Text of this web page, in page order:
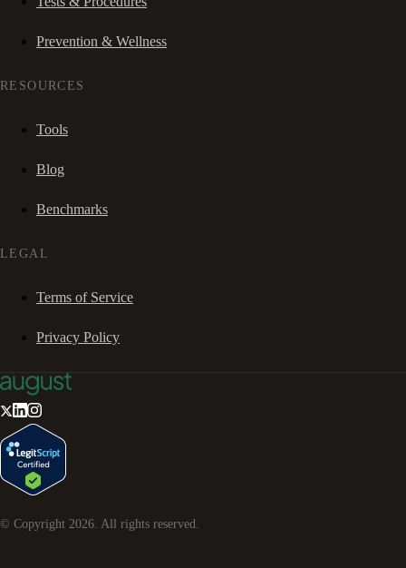
Prevention & Wellness
RESOURCES
Tools
Blog
Benchmarks
LEGAL
Terms of Service
Privacy Policy
© Copyright 2026 . All rights reserved.